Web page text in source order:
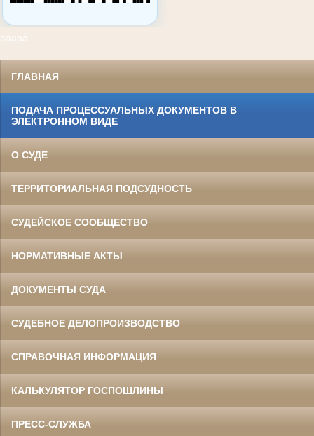
ааааа
ГЛАВНАЯ
ПОДАЧА ПРОЦЕССУАЛЬНЫХ ДОКУМЕНТОВ В
ЭЛЕКТРОННОМ ВИДЕ
О СУДЕ
ТЕРРИТОРИАЛЬНАЯ ПОДСУДНОСТЬ
СУДЕЙСКОЕ СООБЩЕСТВО
НОРМАТИВНЫЕ АКТЫ
ДОКУМЕНТЫ СУДА
СУДЕБНОЕ ДЕЛОПРОИЗВОДСТВО
СПРАВОЧНАЯ ИНФОРМАЦИЯ
КАЛЬКУЛЯТОР ГОСПОШЛИНЫ
ПРЕСС-СЛУЖБА